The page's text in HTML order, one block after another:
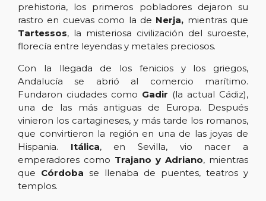
prehistoria, los primeros pobladores dejaron su
rastro en cuevas como la de Nerja, mientras que
Tartessos, la misteriosa civilización del suroeste,
florecía entre leyendas y metales preciosos.
Con la llegada de los fenicios y los griegos,
Andalucía se abrió al comercio marítimo.
Fundaron ciudades como Gadir (la actual Cádiz),
una de las más antiguas de Europa. Después
vinieron los cartagineses, y más tarde los romanos,
que convirtieron la región en una de las joyas de
Hispania. Itálica, en Sevilla, vio nacer a
emperadores como Trajano y Adriano, mientras
que Córdoba se llenaba de puentes, teatros y
templos.